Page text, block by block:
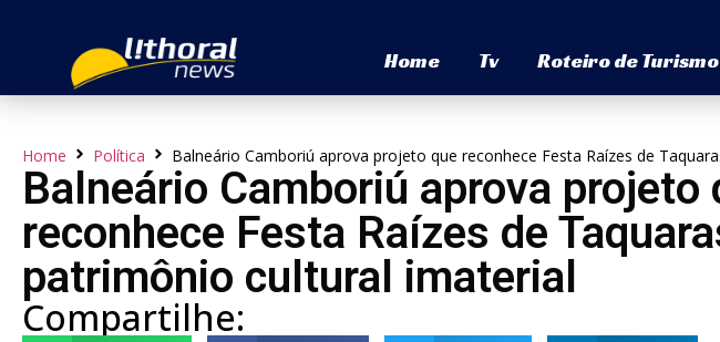
Home Tv Roteiro de Turismo
Home Política Balneário Camboriú aprova projeto que reconhece Festa Raízes de
Balneário Camboriú aprova projeto
reconhece Festa Raízes de
patrimônio cultural imaterial
Compartilhe: